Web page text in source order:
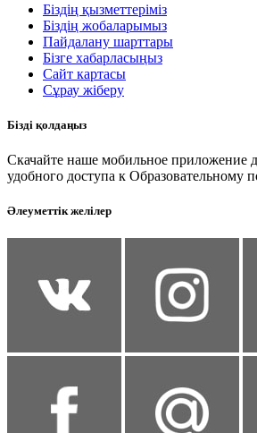
Біздің қызметтеріміз
Біздің жобаларымыз
Пайдалану шарттары
Бізге хабарласыңыз
Сайт картасы
Сұрау жіберу
Бізді қолдаңыз
Скачайте наше мобильное приложение
удобного доступа к Образовательному
Әлеуметтік желілер